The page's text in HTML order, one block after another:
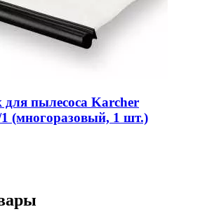
пылесоса Karcher
(многоразовый, 1 шт.)